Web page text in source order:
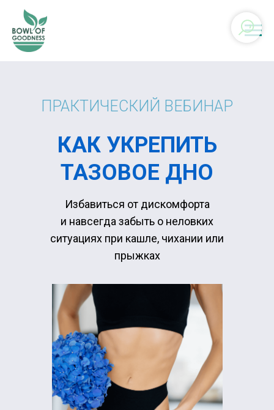
КАК УКРЕПИТЬ
ТАЗОВОЕ ДНО
Избавиться от дискомфорта
и навсегда забыть о неловких
ситуациях при кашле, чихании или
прыжках
ПРАКТИЧЕСКИЙ ВЕБИНАР